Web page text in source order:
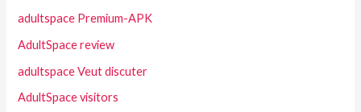
adultspace Premium-APK
AdultSpace review
adultspace Veut discuter
AdultSpace visitors